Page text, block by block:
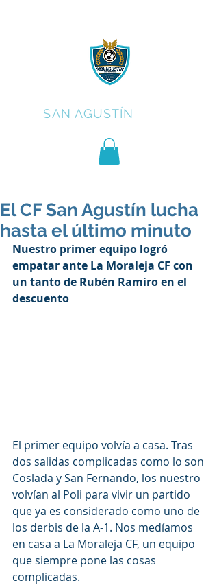
SAN AGUSTÍN
El CF San Agustín lucha
hasta el último minuto
Nuestro primer equipo logró
empatar ante La Moraleja CF con
un tanto de Rubén Ramiro en el
descuento
El primer equipo volvía a casa. Tras
dos salidas complicadas como lo son
Coslada y San Fernando, los nuestro
volvían al Poli para vivir un partido
que ya es considerado como uno de
los derbis de la A-1. Nos medíamos
en casa a La Moraleja CF, un equipo
que siempre pone las cosas
complicadas.